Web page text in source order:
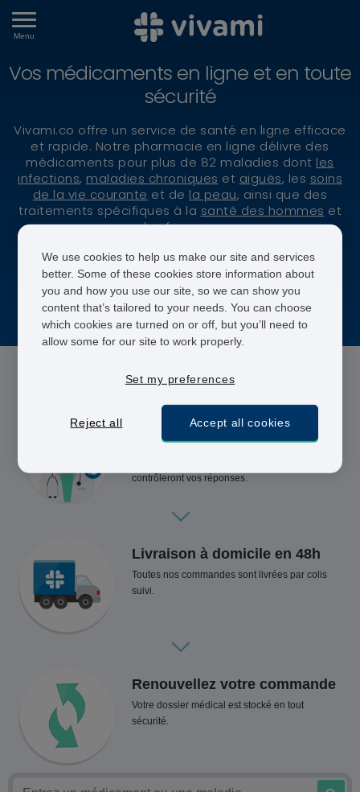
Menu
Vos médicaments en ligne et en toute
sécurité
Vivami.co offre un service de santé en ligne efficace
et rapide. Notre pharmacie en ligne délivre des
médicaments pour plus de 82 maladies dont les
infections, maladies chroniques et aiguës, les soins
de la vie courante et de la peau, ainsi que des
traitements spécifiques à la santé des hommes et
des femmes.
251 médicaments 82 maladies
Complétez notre
questionnaire
contrôleront vos réponses.
Livraison à domicile en 48h
Toutes nos commandes sont livrées par colis
suivi.
Renouvellez votre commande
Votre dossier médical est stocké en tout
sécurité.
We use cookies to help us make our site and services
better. Some of these cookies store information about
you and how you use our site, so we can show you
content that’s tailored to your needs. You can choose
which cookies are turned on or off, but you’ll need to
allow some for our site to work properly.
Set my preferences
Reject all Accept all cookies